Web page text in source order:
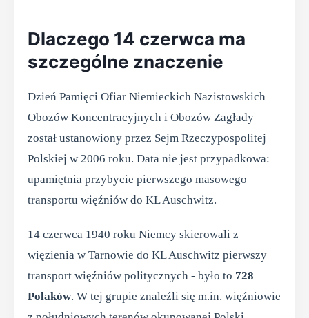
Dlaczego 14 czerwca ma
szczególne znaczenie
Dzień Pamięci Ofiar Niemieckich Nazistowskich
Obozów Koncentracyjnych i Obozów Zagłady
został ustanowiony przez Sejm Rzeczypospolitej
Polskiej w 2006 roku. Data nie jest przypadkowa:
upamiętnia przybycie pierwszego masowego
transportu więźniów do KL Auschwitz.
14 czerwca 1940 roku Niemcy skierowali z
więzienia w Tarnowie do KL Auschwitz pierwszy
transport więźniów politycznych - było to 728
Polaków. W tej grupie znaleźli się m.in. więźniowie